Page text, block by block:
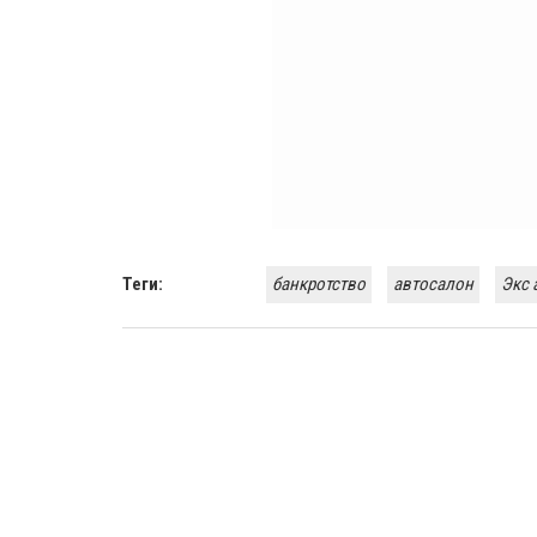
Теги: банкротство автосалон Экс